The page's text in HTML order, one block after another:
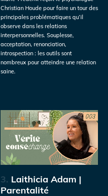
Christian Houde pour faire un tour des
principales problématiques qu’il
observe dans les relations
interpersonnelles. Souplesse,
acceptation, renonciation,
introspection : les outils sont
nombreux pour atteindre une relation
saine.
3. Laithicia Adam |
Parentalité